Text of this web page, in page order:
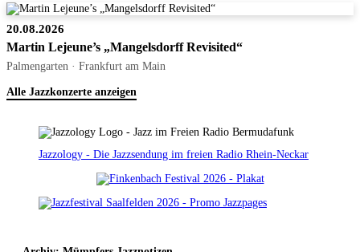
20.08.2026
Martin Lejeune’s „Mangelsdorff Revisited“
Palmengarten · Frankfurt am Main
Alle Jazzkonzerte anzeigen
Jazzology - Die Jazzsendung im freien Radio Rhein-Neckar